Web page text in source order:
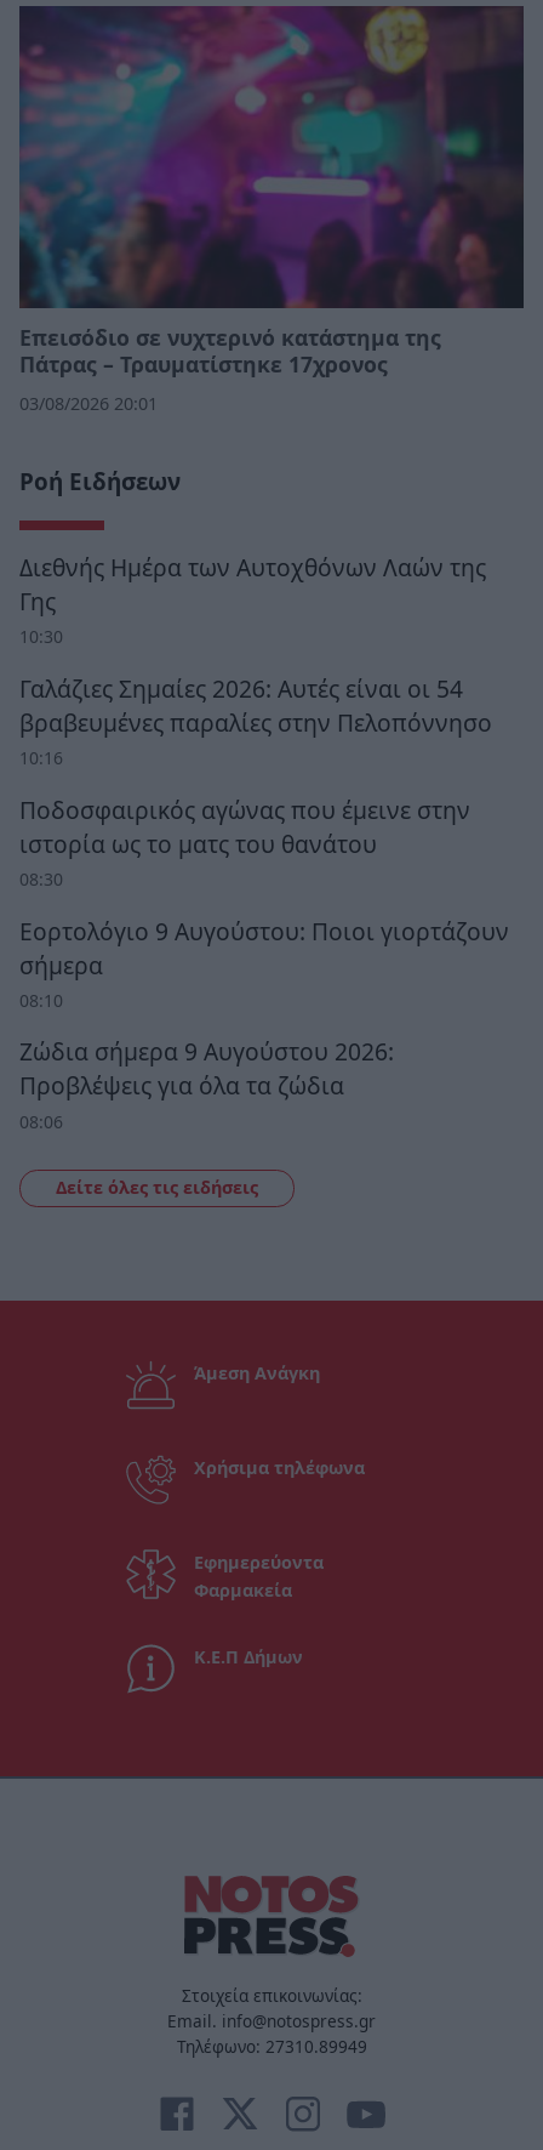
Επεισόδιο σε νυχτερινό κατάστημα της
Πάτρας – Τραυματίστηκε 17χρονος
03/08/2026 20:01
Ροή Ειδήσεων
Διεθνής Ημέρα των Αυτοχθόνων Λαών της
Γης
10:30
Γαλάζιες Σημαίες 2026: Αυτές είναι οι 54
βραβευμένες παραλίες στην Πελοπόννησο
10:16
Ποδοσφαιρικός αγώνας που έμεινε στην
ιστορία ως το ματς του θανάτου
08:30
Εορτολόγιο 9 Αυγούστου: Ποιοι γιορτάζουν
σήμερα
08:10
Ζώδια σήμερα 9 Αυγούστου 2026:
Προβλέψεις για όλα τα ζώδια
08:06
Δείτε όλες τις ειδήσεις
Άμεση Ανάγκη
Χρήσιμα τηλέφωνα
Εφημερεύοντα
Φαρμακεία
Κ.Ε.Π Δήμων
Στοιχεία επικοινωνίας:
Email. info@notospress.gr
Τηλέφωνο: 27310.89949